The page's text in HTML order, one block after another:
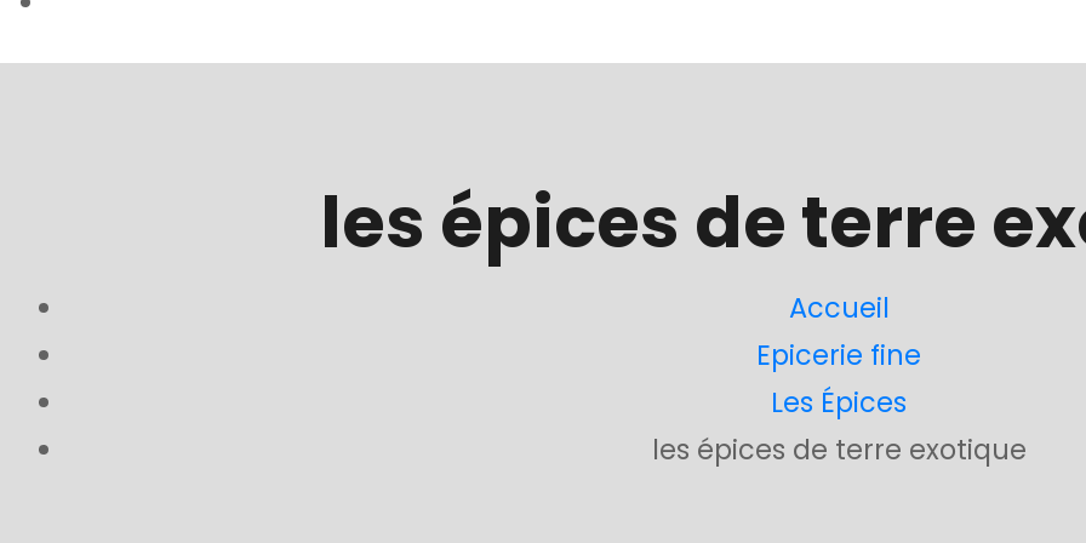
les épices de terre
Accueil
Epicerie fine
Les Épices
les épices de terre exotique